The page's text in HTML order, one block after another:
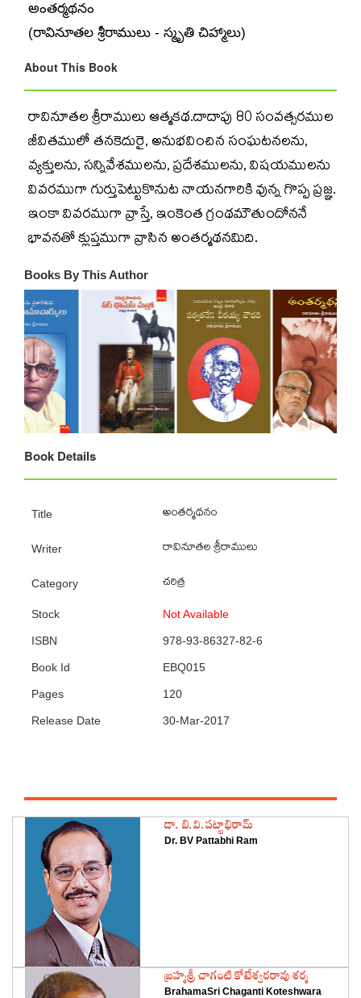
అంతర్మథనం
(రావినూతల శ్రీరాములు - స్మృతి చిహ్మాలు)
About This Book
రావినూతల శ్రీరాములు ఆత్మకథ.దాదాపు 80 సంవత్సరముల
జీవితములో తనకెదురై, అనుభవించిన సంఘటనలను,
వ్యక్తులను, సన్నివేశములను, ప్రదేశములను, విషయములను
వివరముగా గుర్తుపెట్టుకొనుట నాయనగారికి వున్న గొప్ప ప్రజ్ఞ.
ఇంకా వివరముగా వ్రాస్తే, ఇంకెంత గ్రంథమౌతుందోననే
భావనతో క్లుప్తముగా వ్రాసిన అంతర్మథనమిది.
Books By This Author
Book Details
Title అంతర్మథనం
Writer రావినూతల శ్రీరాములు
Category చరిత్ర
Stock Not Available
ISBN 978-93-86327-82-6
Book Id EBQ015
Pages 120
Release Date 30-Mar-2017
డా. బి.వి.పట్టాభిరామ్
Dr. BV Pattabhi Ram
‌బ్రహ్మశ్రీ చాగంటి కోటేశ్వరరావు శర్మ
BrahamaSri Chaganti Koteshwara